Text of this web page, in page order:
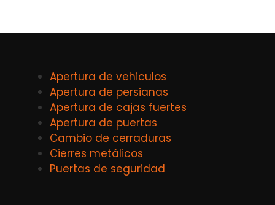
Apertura de vehiculos
Apertura de persianas
Apertura de cajas fuertes
Apertura de puertas
Cambio de cerraduras
Cierres metálicos
Puertas de seguridad